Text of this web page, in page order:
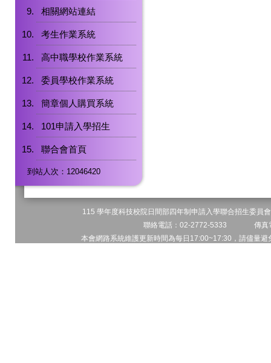
相關網站連結
考生作業系統
高中職學校作業系統
委員學校作業系統
簡章個人購買系統
101申請入學招生
聯合會首頁
到站人次：12046420
115 學年度科技校院日間部四年制申請入學聯合招生委
聯絡電話：02-2772-5333 傳
本會網路系統維護更新時間為每日17:00~17:30，請儘量